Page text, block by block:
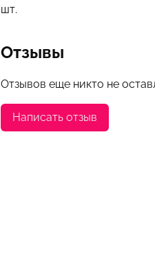
шт.
Отзывы
Отзывов еще никто не
Написать отзыв